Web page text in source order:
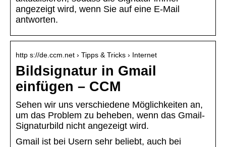
angezeigt wird, wenn Sie auf eine E-Mail
antworten.
http s://de.ccm.net › Tipps & Tricks › Internet
Bildsignatur in Gmail
einfügen – CCM
Sehen wir uns verschiedene Möglichkeiten an,
um das Problem zu beheben, wenn das Gmail-
Signaturbild nicht angezeigt wird.
Gmail ist bei Usern sehr beliebt, auch bei